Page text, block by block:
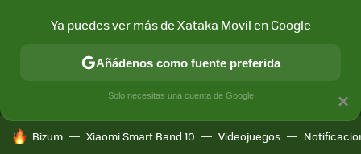
MÓVIL Y SOCIEDAD APLICACIONES
HOY SE HABLA DE
Bizum Xiaomi Smart Band 10 Videojuegos
×
Ya puedes ver más de Xataka Movil en Google
Añádenos como fuente preferida
Solo necesitas una cuenta de Google